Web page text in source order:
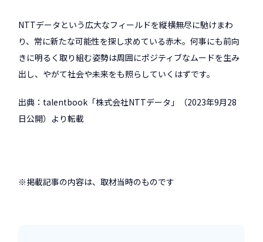
NTTデータという広大なフィールドを縦横無尽に馳けまわ
り、常に新たな可能性を探し求めている赤木。何事にも前向
きに明るく取り組む姿勢は周囲にポジティブなムードを生み
出し、やがて社会や未来をも照らしていくはずです。
出典：talentbook「株式会社NTTデータ」（2023年9月28
日公開）より転載
※掲載記事の内容は、取材当時のものです